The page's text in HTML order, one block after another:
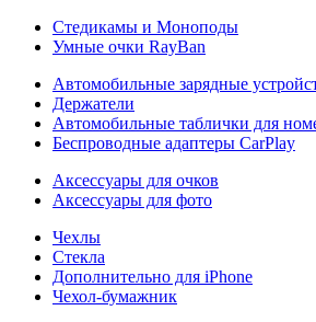
Стедикамы и Моноподы
Умные очки RayBan
Автомобильные зарядные
Держатели
Автомобильные таблички для
Беспроводные адаптеры CarPlay
Аксессуары для очков
Аксессуары для фото
Чехлы
Стекла
Дополнительно для iPhone
Чехол-бумажник